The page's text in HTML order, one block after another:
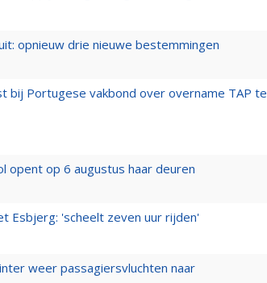
opnieuw drie nieuwe bestemmingen
bij Portugese vakbond over overname TAP te
opent op 6 augustus haar deuren
Esbjerg: 'scheelt zeven uur rijden'
weer passagiersvluchten naar